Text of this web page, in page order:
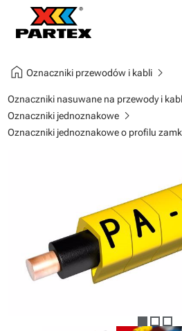
home Oznaczniki przewodów i kablichevron_right
Oznaczniki nasuwane na przewody i
Oznaczniki jednoznakowechevron_right
Oznaczniki jednoznakowe o profilu